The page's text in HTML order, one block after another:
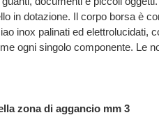
in dotazione. Il corpo borsa è
inox palinati ed elettrolucidati,
ogni singolo componente. Le
zona di aggancio mm 3